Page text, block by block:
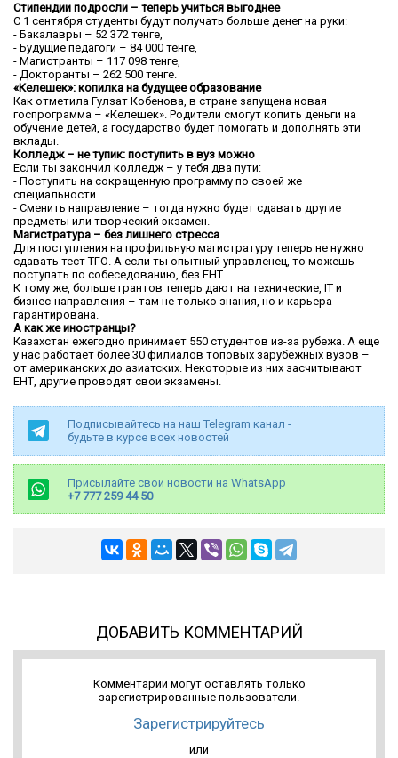
Стипендии подросли – теперь учиться выгоднее
С 1 сентября студенты будут получать больше денег на руки:
- Бакалавры – 52 372 тенге,
- Будущие педагоги – 84 000 тенге,
- Магистранты – 117 098 тенге,
- Докторанты – 262 500 тенге.
«Келешек»: копилка на будущее образование
Как отметила Гулзат Кобенова, в стране запущена новая
госпрограмма – «Келешек». Родители смогут копить деньги на
обучение детей, а государство будет помогать и дополнять эти
вклады.
Колледж – не тупик: поступить в вуз можно
Если ты закончил колледж – у тебя два пути:
- Поступить на сокращенную программу по своей же
специальности.
- Сменить направление – тогда нужно будет сдавать другие
предметы или творческий экзамен.
Магистратура – без лишнего стресса
Для поступления на профильную магистратуру теперь не нужно
сдавать тест ТГО. А если ты опытный управленец, то можешь
поступать по собеседованию, без ЕНТ.
К тому же, больше грантов теперь дают на технические, IT и
бизнес-направления – там не только знания, но и карьера
гарантирована.
А как же иностранцы?
Казахстан ежегодно принимает 550 студентов из-за рубежа. А еще
у нас работает более 30 филиалов топовых зарубежных вузов –
от американских до азиатских. Некоторые из них засчитывают
ЕНТ, другие проводят свои экзамены.
Подписывайтесь на наш Telegram канал -
будьте в курсе всех новостей
Присылайте свои новости на WhatsApp
+7 777 259 44 50
ДОБАВИТЬ КОММЕНТАРИЙ
Комментарии могут оставлять только
зарегистрированные пользователи.
Зарегистрируйтесь
или